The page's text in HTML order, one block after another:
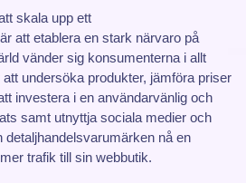
skala upp ett
att etablera en stark närvaro på
vänder sig konsumenterna i allt
undersöka produkter, jämföra priser
investera i en användarvänlig och
samt utnyttja sociala medier och
detaljhandelsvarumärken nå en
trafik till sin webbutik.